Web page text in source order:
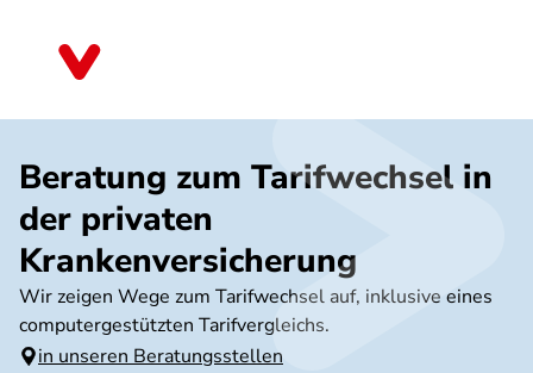
Beratung zum Tarifwechsel in
der privaten
Krankenversicherung
Wir zeigen Wege zum Tarifwechsel auf, inklusive eines
computergestützten Tarifvergleichs.
in unseren Beratungsstellen